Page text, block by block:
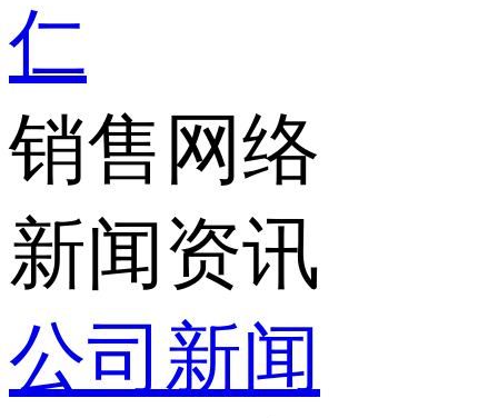
仁
销售网络
新闻资讯
公司新闻